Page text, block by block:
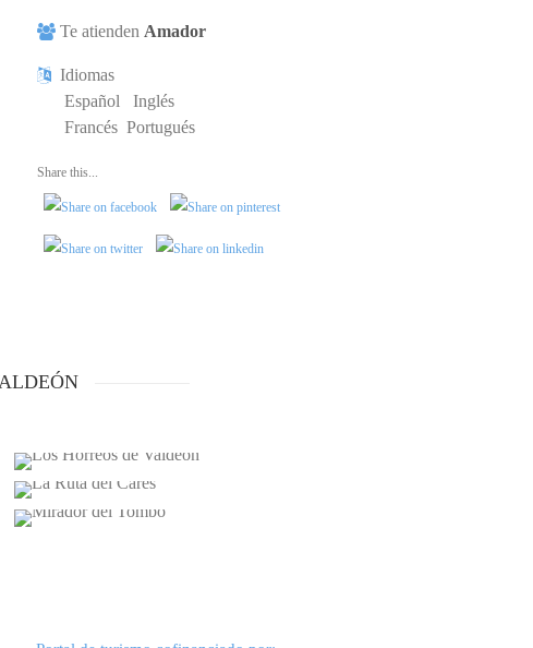
Te atienden Amador
Idiomas
Español
Inglés
Francés Portugués
Share this...
LA RUTA DEL CARES
MIRADOR DEL TOMBO